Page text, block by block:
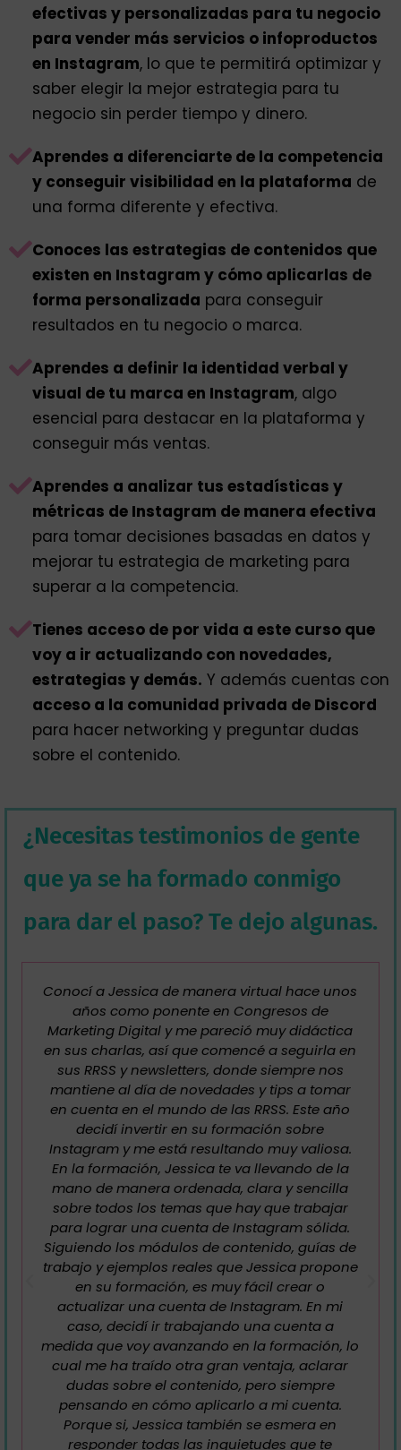
efectivas y personalizadas para tu negocio
para vender más servicios o infoproductos
en Instagram, lo que te permitirá optimizar y
saber elegir la mejor estrategia para tu
negocio sin perder tiempo y dinero.
Aprendes a diferenciarte de la competencia
y conseguir visibilidad en la plataforma de
una forma diferente y efectiva.
Conoces las estrategias de contenidos que
existen en Instagram y cómo aplicarlas de
forma personalizada para conseguir
resultados en tu negocio o marca.
Aprendes a definir la identidad verbal y
visual de tu marca en Instagram, algo
esencial para destacar en la plataforma y
conseguir más ventas.
Aprendes a analizar tus estadísticas y
métricas de Instagram de manera efectiva
para tomar decisiones basadas en datos y
mejorar tu estrategia de marketing para
superar a la competencia.
Tienes acceso de por vida a este curso que
voy a ir actualizando con novedades,
estrategias y demás. Y además cuentas con
acceso a la comunidad privada de Discord
para hacer networking y preguntar dudas
sobre el contenido.
¿Necesitas testimonios de gente
que ya se ha formado conmigo
para dar el paso? Te dejo algunas.
Jessica es una de las primeras referentes de
Marketing digital que conocí mientras
realizaba el curso de Community Manager.
Enseguida comencé a seguirla por redes
sociales y me suscribí, por supuesto, a su
newsletter. En ella comparte mucho contenido
de valor, novedades y consejos sobre el
mundo del Social Media. Descubrí sus cursos y
compré Estrategram para complementar, de
una forma más especializada, mi formación
sobre Instagram. Es un curso genial, fácil de
implementar y que Jessica siempre mantiene
actualizado. El poder hacerlo a mi ritmo fue
uno de los detonantes que me convenció para
adquirirlo y también la posibilidad de contar
con su atención dentro del grupo de Discord,
para cualquier consulta o aclaración. Estoy
muy contenta con la accesibilidad de poder
consultar siempre el curso y con la opción de
disponer de él siempre actualizado. Jessica es
una gran profesional, implicada y siempre
cercana, atenta y dispuesta para todo lo que
he necesitado.